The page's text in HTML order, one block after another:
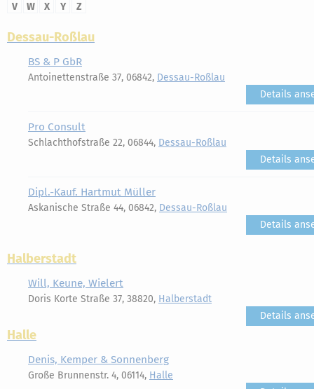
V
W X Y Z
Dessau-Roßlau
BS & P GbR
Antoinettenstraße 37, 06842, Dessau-Roßlau
Details
Pro Consult
Schlachthofstraße 22, 06844, Dessau-Roßlau
Details
Dipl.-Kauf. Hartmut Müller
Askanische Straße 44, 06842, Dessau-Roßlau
Details
Halberstadt
Will, Keune, Wielert
Doris Korte Straße 37, 38820, Halberstadt
Details
Halle
Denis, Kemper & Sonnenberg
Große Brunnenstr. 4, 06114, Halle